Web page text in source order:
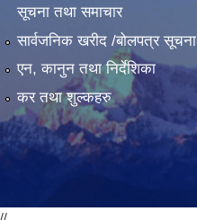
सूचना तथा समाचार
सार्वजनिक खरीद /बोलपत्र सूचना
एन, कानुन तथा निर्देशिका
कर तथा शुल्कहरु